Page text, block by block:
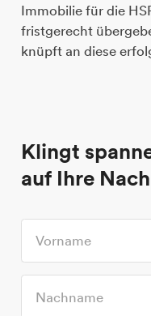
Immobilie für die
fristgerecht
knüpft an diese
Klingt
auf Ihre